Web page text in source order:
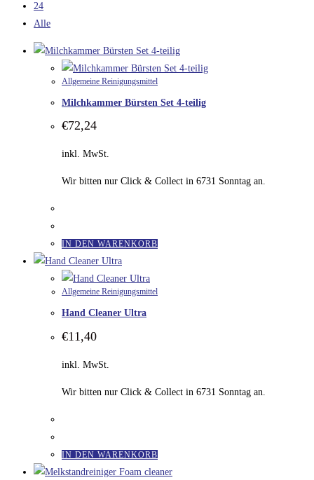
24
Alle
Allgemeine Reinigungsmittel
Milchkammer Bürsten Set 4-teilig
€72,24
inkl. MwSt.
Wir bitten nur Click & Collect in 6731 Sonntag an.
IN DEN WARENKORB
Allgemeine Reinigungsmittel
Hand Cleaner Ultra
€11,40
inkl. MwSt.
Wir bitten nur Click & Collect in 6731 Sonntag an.
IN DEN WARENKORB